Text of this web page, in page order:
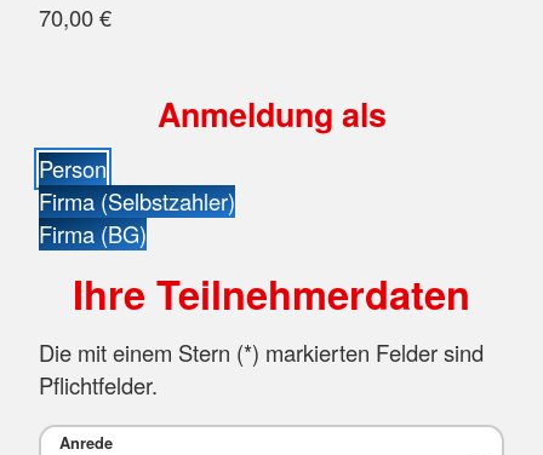
70,00 €
Anmeldung als
Person
Firma (Selbstzahler)
Firma (BG)
Ihre Teilnehmerdaten
Die mit einem Stern (*) markierten Felder sind
Pflichtfelder.
Anrede